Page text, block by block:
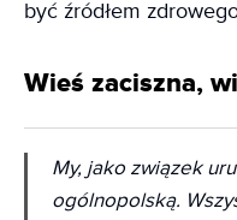
być źródłem
Wieś zaciszna,
My, jako związek
ogólnopolską.